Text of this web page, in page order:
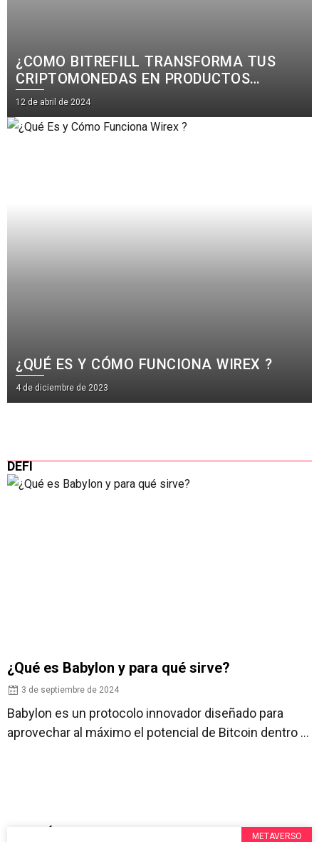
¿COMO BITREFILL TRANSFORMA TUS
CRIPTOMONEDAS EN PRODUCTOS
REALES?
12 de abril de 2024
¿QUÉ ES Y CÓMO FUNCIONA WIREX ?
4 de diciembre de 2023
DEFI
¿Qué es Babylon y para qué sirve?
3 de septiembre de 2024
Babylon es un protocolo innovador diseñado para
aprovechar al máximo el potencial de Bitcoin dentro ...
METAVERSO